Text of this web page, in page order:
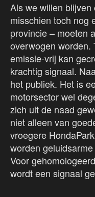
Als we willen
misschien toch nog
provincie – moeten
overwogen worden.
emissie-vrij kan
krachtig signaal.
het publiek. Het is
motorsector wel
zich uit de naad
niet alleen van
vroegere
worden
Voor
wordt een signaal